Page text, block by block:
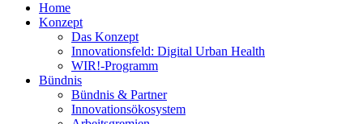
Home
Konzept
Das Konzept
Innovationsfeld: Digital Urban Health
WIR!-Programm
Bündnis
Bündnis & Partner
Innovationsökosystem